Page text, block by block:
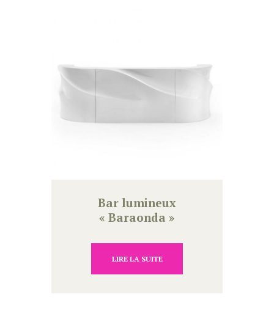
Bar lumineux
« Baraonda »
LIRE LA SUITE